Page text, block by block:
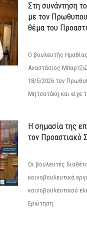
Στη συνάντηση
με τον
θέμα του
Ο βουλευτής
Αναστάσιος
18/5/2026 τον
Μητσοτάκη και είχε
Η σημασία της
τον Προαστιακό
Οι βουλευτές
κοινοβουλευτικά
κοινοβουλευτικού
Ερώτηση